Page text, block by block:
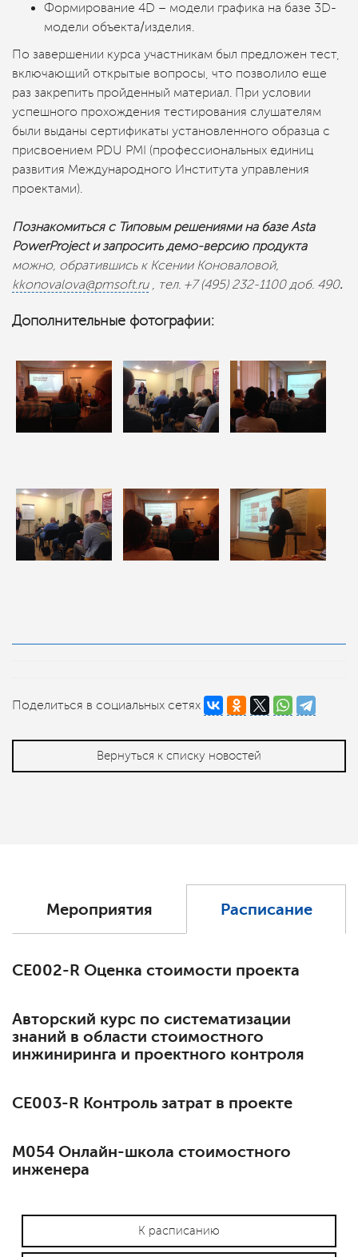
Формирование 4D – модели графика на базе 3D-
модели объекта/изделия.
По завершении курса участникам был предложен тест,
включающий открытые вопросы, что позволило еще
раз закрепить пройденный материал. При условии
успешного прохождения тестирования слушателям
были выданы сертификаты установленного образца c
присвоением PDU PMI (профессиональных единиц
развития Международного Института управления
проектами).
Познакомиться с Типовым решениями на базе Asta
PowerProjeсt и запросить демо-версию продукта
можно, обратившись к Ксении Коноваловой,
kkonovalova@pmsoft.ru, тел. +7 (495) 232-1100 доб. 490.
Дополнительные фотографии:
Поделиться в социальных сетях
Вернуться к списку новостей
Мероприятия Расписание
СЕ002-R Оценка стоимости проекта
Авторский курс по систематизации
знаний в области стоимостного
инжиниринга и проектного контроля
СЕ003-R Контроль затрат в проекте
М054 Онлайн-школа стоимостного
инженера
К расписанию